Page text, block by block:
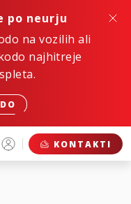
po neurju
na vozilih ali
najhitreje
KONTAKTI